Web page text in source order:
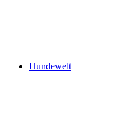
Hundewelt